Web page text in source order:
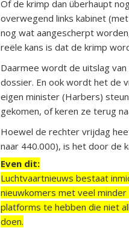
Of de krimp dan überhaupt
overwegend links kabinet
nog wat aangescherpt
reële kans is dat de krimp
Daarmee wordt de uitslag
dossier. En ook wordt het de
eigen minister (Harbers)
gekomen, of keren ze terug
Hoewel de rechter vrijdag
naar 440.000), is het door de
Even dit:
Luchtvaartnieuws bestaat
nieuwkomers met veel
platforms te hebben die niet
doen.